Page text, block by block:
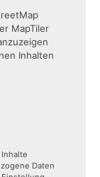
MapTiler
Inhalten
Daten